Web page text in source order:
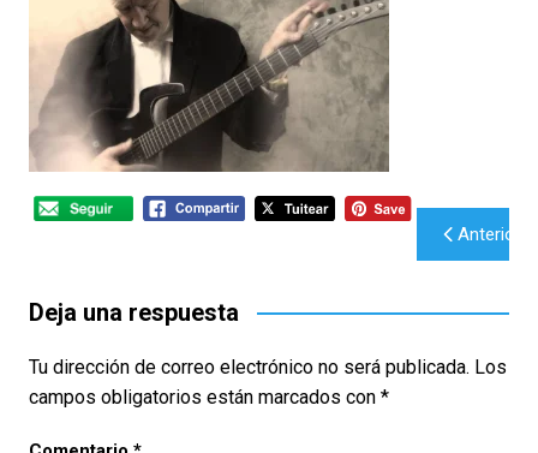
Navegación
entradas
Anterior
Deja una respuesta
Tu dirección de correo electrónico no será publicada. Los
campos obligatorios están marcados con *